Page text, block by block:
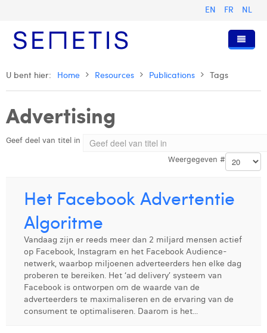
EN FR NL
Home
Diensten
Digital Advertising
Digital Business Intelligence
Trainingen
Wie zijn wij
Onze Geschiedenis
Anouk Allegaert
Arthur Collard
Camille Servais
Charlie Deschamps
Dhan Claes
Diane Tremouroux
Onze Waarden
Omnicom Media Group
Certificeringen
Pers & Publicaties
Presentaties en Cases
Persberichten
Vacatures
Strategy Director
Digital Business Analyst
Digital Business Consultant NL
Digital Business Intern
Contact
U bent hier: Home Resources Publications Tags
Advertising
Geef deel van titel in
Weergegeven #
Het Facebook Advertentie
Algoritme
Vandaag zijn er reeds meer dan 2 miljard mensen actief
op Facebook, Instagram en het Facebook Audience-
netwerk, waarbop miljoenen adverteerders hen elke dag
proberen te bereiken. Het ‘ad delivery’ systeem van
Facebook is ontworpen om de waarde van de
adverteerders te maximaliseren en de ervaring van de
consument te optimaliseren. Daarom is het...